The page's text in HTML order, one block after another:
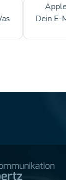
Dein E-